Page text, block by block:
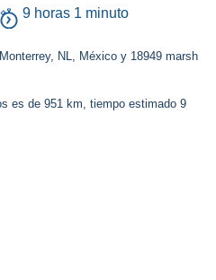
9 horas 1 minuto
NL, México y 18949 marsh
es de 951 km, tiempo estimado 9